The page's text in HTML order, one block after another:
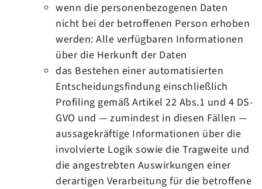
wenn die personenbezogenen Daten
nicht bei der betroffenen Person erhoben
werden: Alle verfügbaren Informationen
über die Herkunft der Daten
das Bestehen einer automatisierten
Entscheidungsfindung einschließlich
Profiling gemäß Artikel 22 Abs.1 und 4 DS-
GVO und — zumindest in diesen Fällen —
aussagekräftige Informationen über die
involvierte Logik sowie die Tragweite und
die angestrebten Auswirkungen einer
derartigen Verarbeitung für die betroffene